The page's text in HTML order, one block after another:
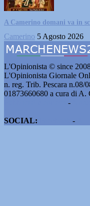
A Camerino domani va in
Camerino 5 Agosto 2026
L'Opinionista © since
L'Opinionista Giornale
n. reg. Trib. Pescara n.08/
01873660680 a cura di A.
-
SOCIAL:
-